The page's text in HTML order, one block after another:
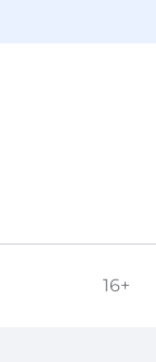
16+